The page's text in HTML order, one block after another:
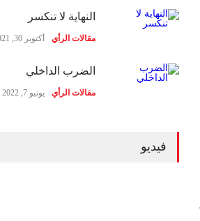
النهاية لا تنكسر
مقالات الرأي أكتوبر 30, 2021
الضرب الداخلي
مقالات الرأي يونيو 7, 2022
فيديو